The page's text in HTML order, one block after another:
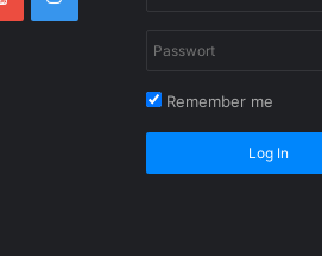
Remember me
Log In